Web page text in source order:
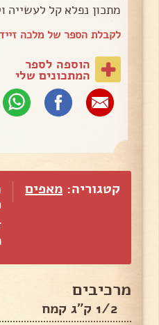
מתכון נפלא קל לעשייה
לקבלת הספר של מלכה
הוספה לספר
המתכונים שלי
קטגוריה: מאפים
מרכיבים
1/2 ק"ג קמח